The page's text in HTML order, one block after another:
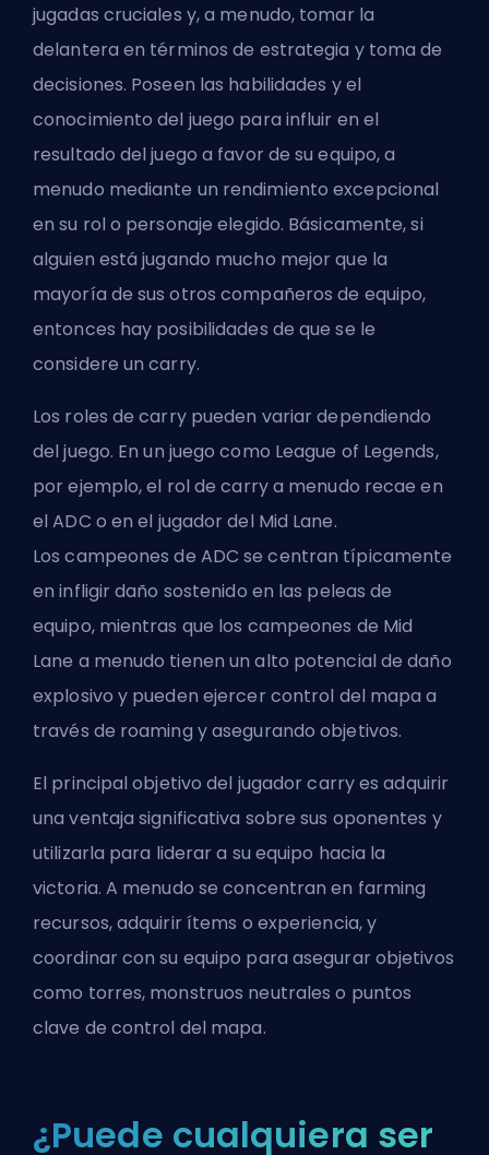
jugadas cruciales y, a menudo, tomar la
delantera en términos de estrategia y toma de
decisiones. Poseen las habilidades y el
conocimiento del juego para influir en el
resultado del juego a favor de su equipo, a
menudo mediante un rendimiento excepcional
en su rol o personaje elegido. Básicamente, si
alguien está jugando mucho mejor que la
mayoría de sus otros compañeros de equipo,
entonces hay posibilidades de que se le
considere un carry.
Los roles de carry pueden variar dependiendo
del juego. En un juego como League of Legends,
por ejemplo, el rol de carry a menudo recae en
elADC o en el jugador del Mid Lane.
Loscampeones de ADC se centran típicamente
en infligir daño sostenido en las peleas de
equipo, mientras que los campeones de Mid
Lane a menudo tienen un alto potencial de daño
explosivo y pueden ejercer control del mapa a
través de roaming y asegurando objetivos.
El principal objetivo del jugador carry es adquirir
una ventaja significativa sobre sus oponentes y
utilizarla para liderar a su equipo hacia la
victoria. A menudo se concentran en farming
recursos, adquirir ítems o experiencia, y
coordinar con su equipo para asegurar objetivos
como torres, monstruos neutrales o puntos
clave de control del mapa.
¿Puede cualquiera ser